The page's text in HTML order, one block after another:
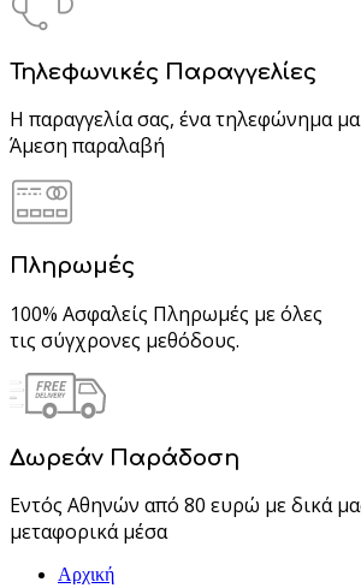
Τηλεφωνικές Παραγγελίες
Η παραγγελία σας, ένα τηλεφώνημα
Άμεση παραλαβή
Πληρωμές
100% Ασφαλείς Πληρωμές με όλες
τις σύγχρονες μεθόδους.
Δωρεάν Παράδοση
Εντός Αθηνών από 80 ευρώ με δικά
μεταφορικά μέσα
Αρχική